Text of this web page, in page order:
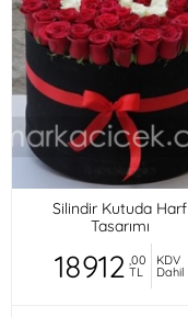
Silindir Kutuda Harf
Tasarımı
18912 ,00
TL
KDV
Dahil